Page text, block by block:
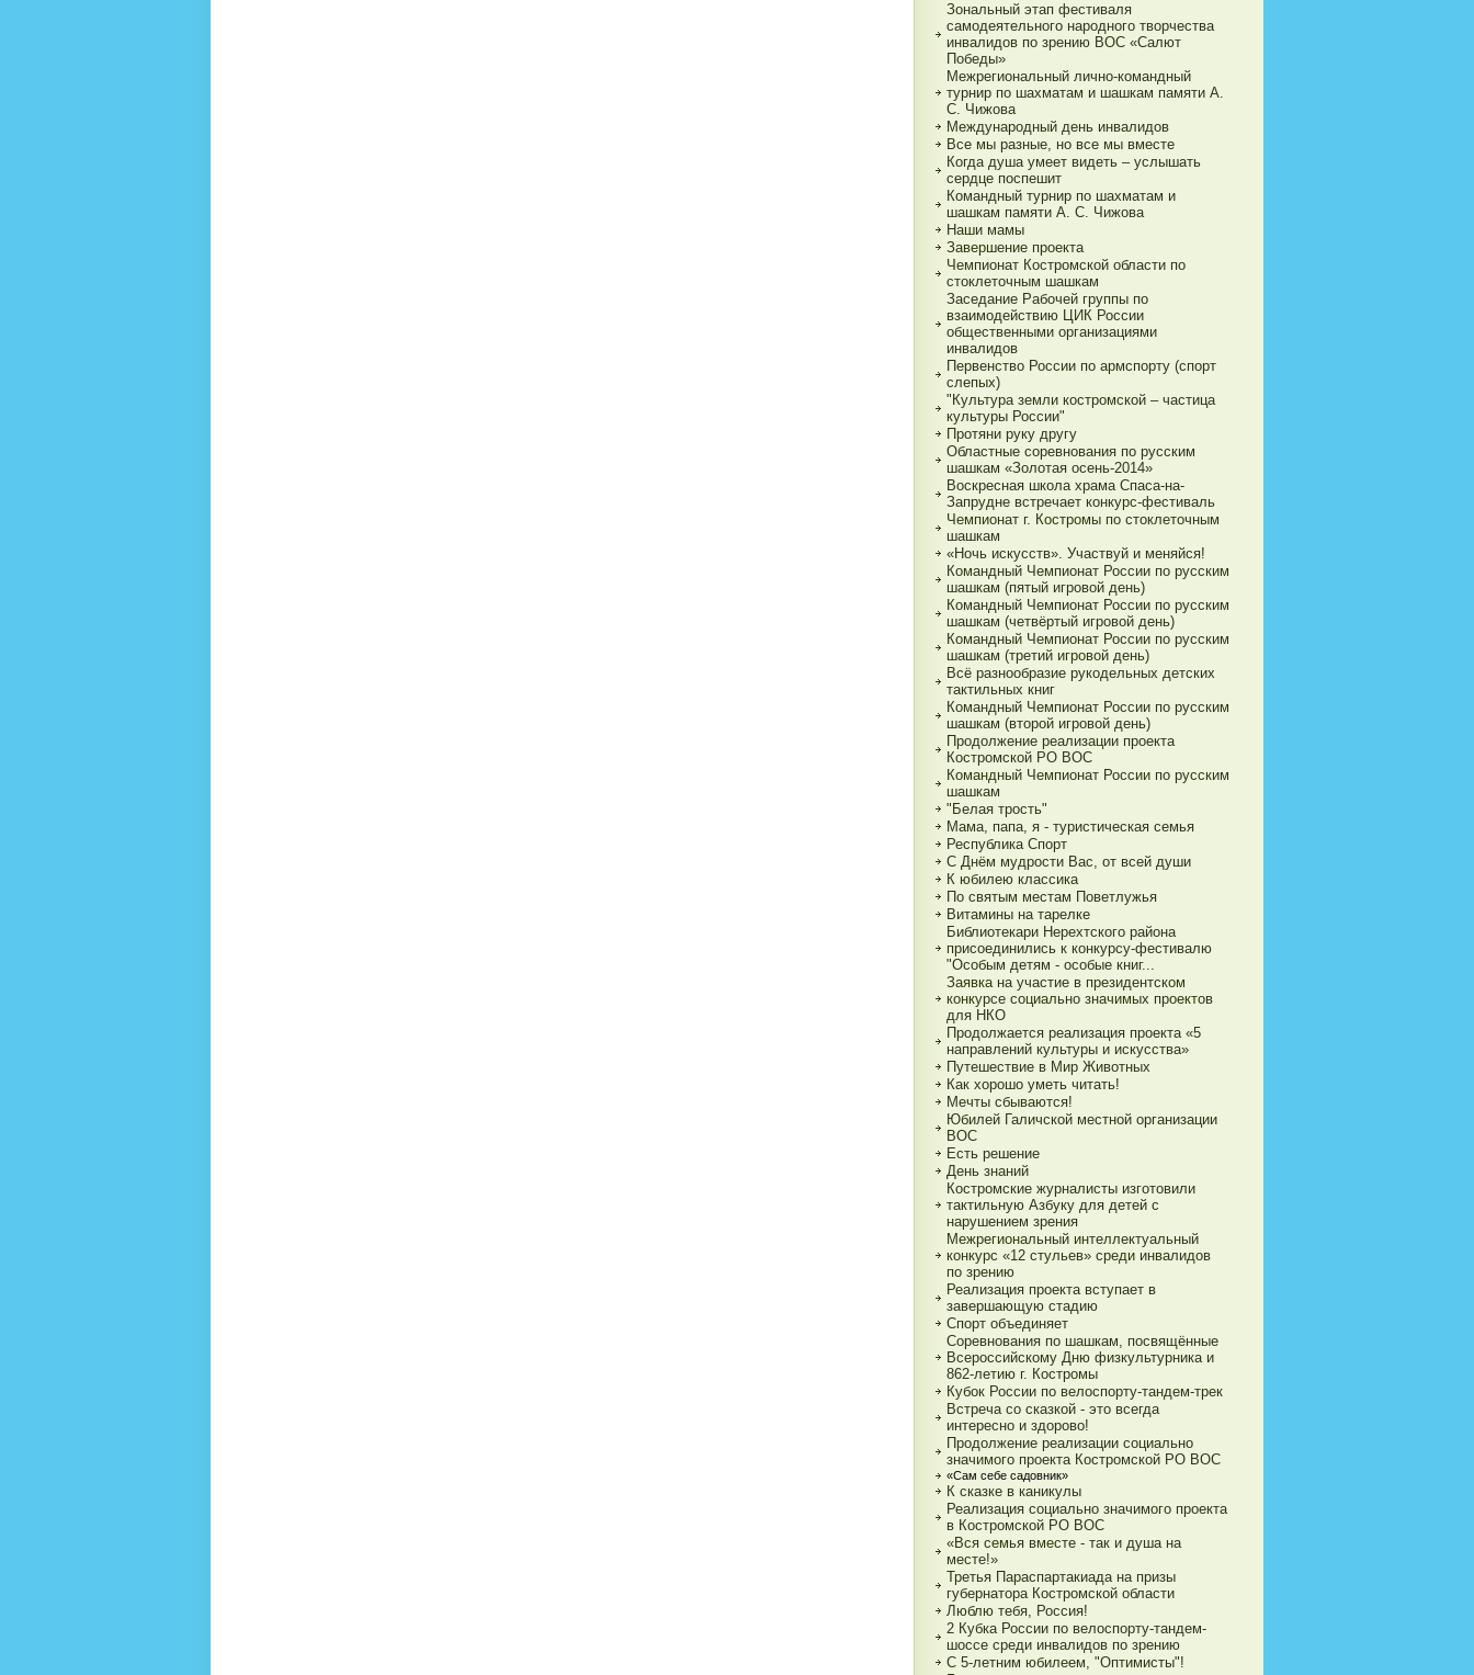
Зональный этап фестиваля
самодеятельного народного творчества
инвалидов по зрению ВОС «Салют
Победы»
Межрегиональный лично-командный
турнир по шахматам и шашкам памяти А.
С. Чижова
Международный день инвалидов
Все мы разные, но все мы вместе
Когда душа умеет видеть – услышать
сердце поспешит
Командный турнир по шахматам и
шашкам памяти А. С. Чижова
Наши мамы
Завершение проекта
Чемпионат Костромской области по
стоклеточным шашкам
Заседание Рабочей группы по
взаимодействию ЦИК России
общественными организациями
инвалидов
Первенство России по армспорту (спорт
слепых)
"Культура земли костромской – частица
культуры России"
Протяни руку другу
Областные соревнования по русским
шашкам «Золотая осень-2014»
Воскресная школа храма Спаса-на-
Запрудне встречает конкурс-фестиваль
Чемпионат г. Костромы по стоклеточным
шашкам
«Ночь искусств». Участвуй и меняйся!
Командный Чемпионат России по русским
шашкам (пятый игровой день)
Командный Чемпионат России по русским
шашкам (четвёртый игровой день)
Командный Чемпионат России по русским
шашкам (третий игровой день)
Всё разнообразие рукодельных детских
тактильных книг
Командный Чемпионат России по русским
шашкам (второй игровой день)
Продолжение реализации проекта
Костромской РО ВОС
Командный Чемпионат России по русским
шашкам
"Белая трость"
Мама, папа, я - туристическая семья
Республика Спорт
С Днём мудрости Вас, от всей души
К юбилею классика
По святым местам Поветлужья
Витамины на тарелке
Библиотекари Нерехтского района
присоединились к конкурсу-фестивалю
"Особым детям - особые книг...
Заявка на участие в президентском
конкурсе социально значимых проектов
для НКО
Продолжается реализация проекта «5
направлений культуры и искусства»
Путешествие в Мир Животных
Как хорошо уметь читать!
Мечты сбываются!
Юбилей Галичской местной организации
ВОС
Есть решение
День знаний
Костромские журналисты изготовили
тактильную Азбуку для детей с
нарушением зрения
Межрегиональный интеллектуальный
конкурс «12 стульев» среди инвалидов
по зрению
Реализация проекта вступает в
завершающую стадию
Спорт объединяет
Соревнования по шашкам, посвящённые
Всероссийскому Дню физкультурника и
862-летию г. Костромы
Кубок России по велоспорту-тандем-трек
Встреча со сказкой - это всегда
интересно и здорово!
Продолжение реализации социально
значимого проекта Костромской РО ВОС
«Сам себе садовник»
К сказке в каникулы
Реализация социально значимого проекта
в Костромской РО ВОС
«Вся семья вместе - так и душа на
месте!»
Третья Параспартакиада на призы
губернатора Костромской области
Люблю тебя, Россия!
2 Кубка России по велоспорту-тандем-
шоссе среди инвалидов по зрению
С 5-летним юбилеем, "Оптимисты"!